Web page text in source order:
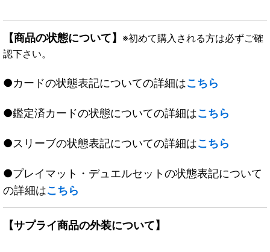
【商品の状態について】 ※初めて購入される方は必ずご確
認下さい。
●カードの状態表記についての詳細はこちら
●鑑定済カードの状態についての詳細はこちら
●スリーブの状態表記についての詳細はこちら
●プレイマット・デュエルセットの状態表記について
の詳細はこちら
【サプライ商品の外装について】